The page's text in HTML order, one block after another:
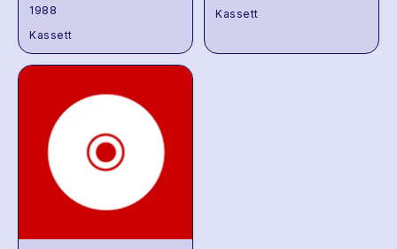
1988
Kassett
Kassett